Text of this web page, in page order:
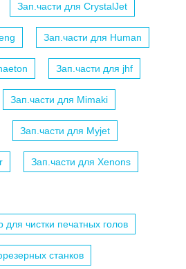
Зап.части для CrystalJet
Зап.части для Human
Зап.части для jhf
Зап.части для Mimaki
Зап.части для Myjet
Зап.части для Xenons
для чистки печатных голов
станков